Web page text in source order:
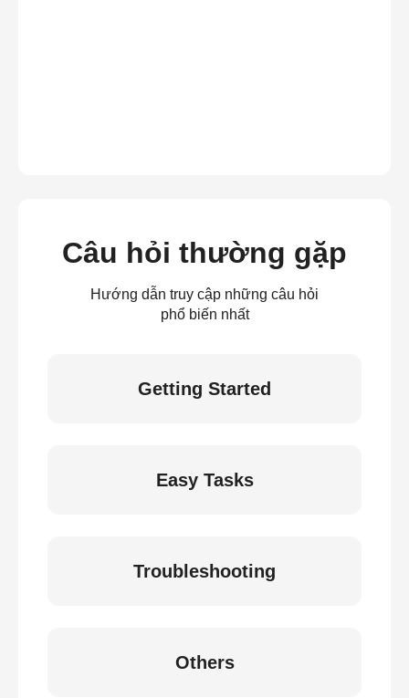
Câu hỏi thường gặp
Hướng dẫn truy cập những câu hỏi
phổ biến nhất
Getting Started
Easy Tasks
Troubleshooting
Others